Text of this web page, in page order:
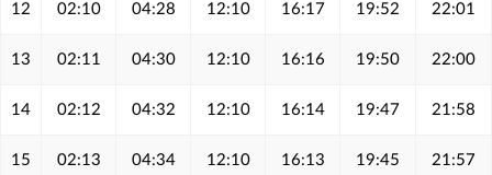
12 02:10 04:28 12:10 16:17 19:52 22:01
13 02:11 04:30 12:10 16:16 19:50 22:00
14 02:12 04:32 12:10 16:14 19:47 21:58
15 02:13 04:34 12:10 16:13 19:45 21:57